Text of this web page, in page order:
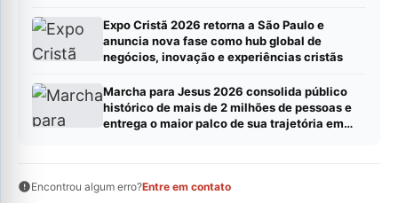
Expo Cristã 2026 retorna a São Paulo e
anuncia nova fase como hub global de
negócios, inovação e experiências cristãs
Marcha para Jesus 2026 consolida público
histórico de mais de 2 milhões de pessoas e
entrega o maior palco de sua trajetória em
Encontrou algum erro?Entre em contato